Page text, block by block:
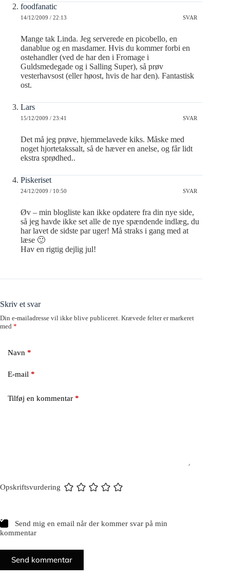
foodfanatic
14/12/2009 / 22:13 SVAR
Mange tak Linda. Jeg serverede en picobello, en
danablue og en masdamer. Hvis du kommer forbi en
ostehandler (ved de har den i Fromage i
Guldsmedegade og i Salling Super), så prøv
vesterhavsost (eller høost, hvis de har den). Fantastisk
ost.
Lars
15/12/2009 / 23:41 SVAR
Det må jeg prøve, hjemmelavede kiks. Måske med
noget hjortetakssalt, så de hæver en anelse, og får lidt
ekstra sprødhed..
Piskeriset
24/12/2009 / 10:50 SVAR
Øv – min blogliste kan ikke opdatere fra din nye side,
så jeg havde ikke set alle de nye spændende indlæg, du
har lavet de sidste par uger! Må straks i gang med at
læse 🙂
Hav en rigtig dejlig jul!
Skriv et svar
Din e-mailadresse vil ikke blive publiceret. Krævede felter er markeret
med *
Navn *
E-mail *
Tilføj en kommentar *
Opskriftsvurdering
Send mig en email når der kommer svar på min
kommentar
Send kommentar